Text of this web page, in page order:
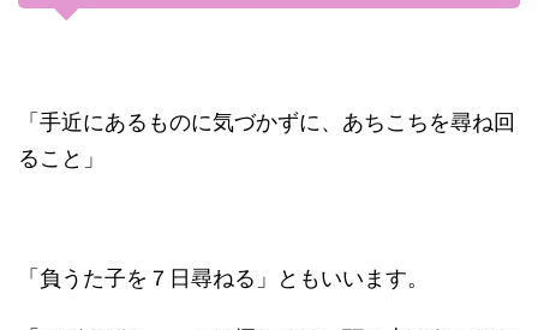
「手近にあるものに気づかずに、あちこちを尋ね回
ること」
「負うた子を７日尋ねる」ともいいます。